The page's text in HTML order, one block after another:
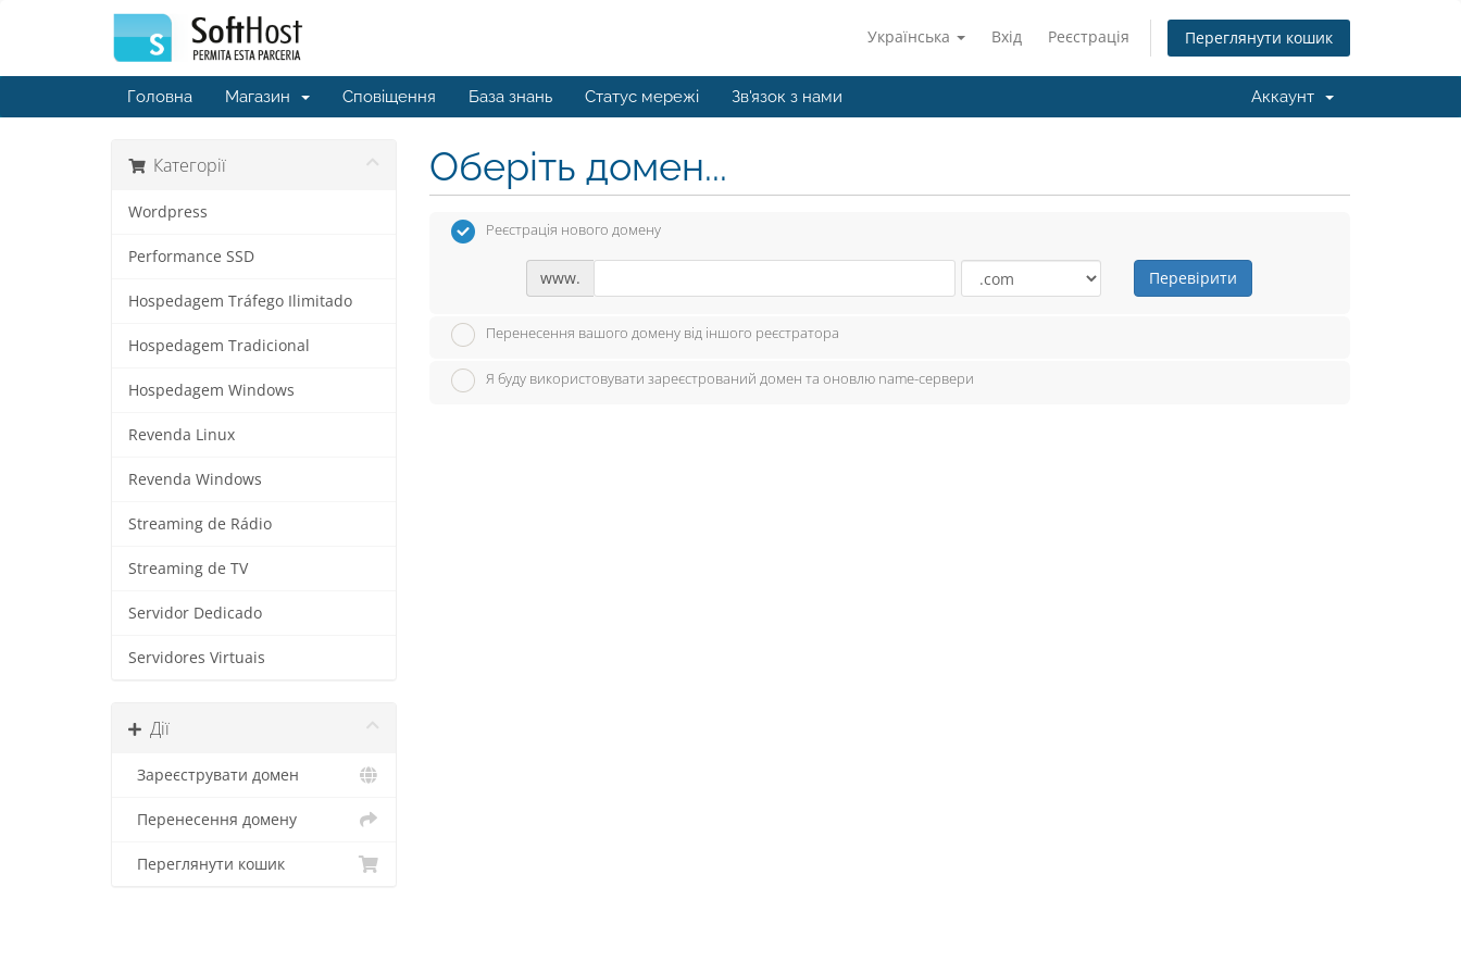
Українська Вхід Реєстрація Переглянути кошик
Головна Магазин Сповіщення База знань Статус мережі Зв'язок з нами Аккаунт
Категорії
Wordpress
Performance SSD
Hospedagem Tráfego Ilimitado
Hospedagem Tradicional
Hospedagem Windows
Revenda Linux
Revenda Windows
Streaming de Rádio
Streaming de TV
Servidor Dedicado
Servidores Virtuais
Дії
Зареєструвати домен
Перенесення домену
Переглянути кошик
Оберіть домен...
Реєстрація нового домену
www. Перевірити
Перенесення вашого домену від іншого реєстратора
Я буду використовувати зареєстрований домен та оновлю name-сервери